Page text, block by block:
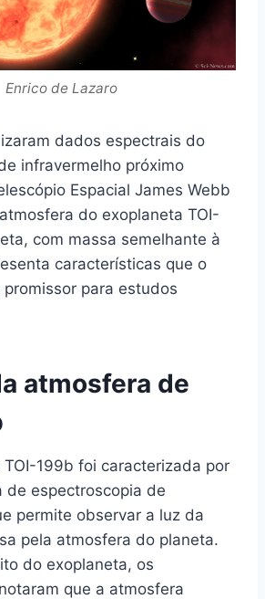
Enrico de Lazaro
dados espectrais do
infravermelho próximo
Espacial James Webb
do exoplaneta TOI-
com massa semelhante à
características que o
para estudos
atmosfera de
199b foi caracterizada por
de espectroscopia de
permite observar a luz da
pela atmosfera do planeta.
do exoplaneta, os
que a atmosfera